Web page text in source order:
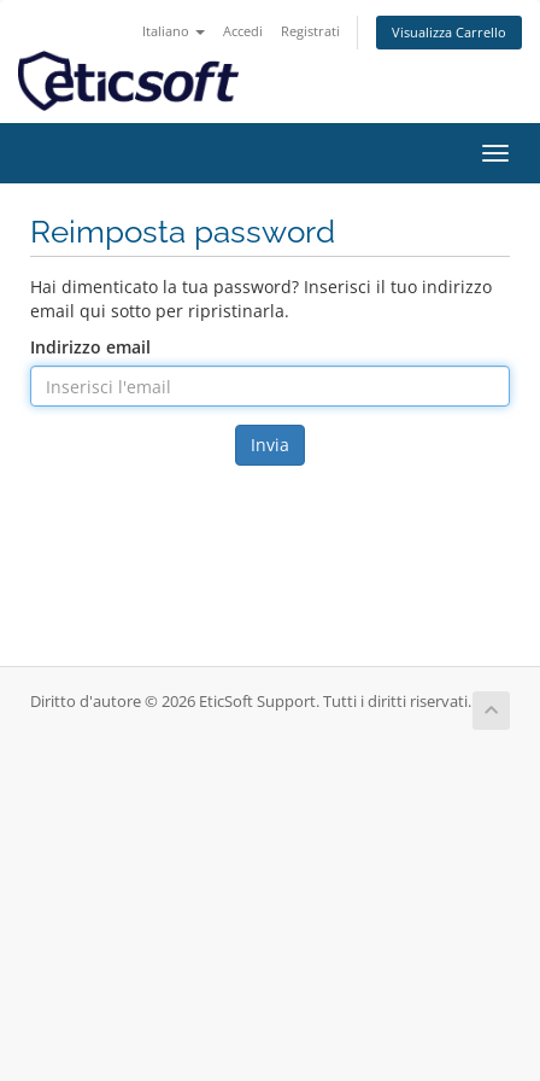
Italiano Accedi Registrati Visualizza Carrello
Attiva
Reimposta password
Hai dimenticato la tua password? Inserisci il tuo indirizzo
email qui sotto per ripristinarla.
Indirizzo email
Invia
Diritto d'autore © 2026 EticSoft Support. Tutti i diritti riservati.